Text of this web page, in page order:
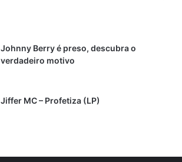
Johnny Berry é preso, descubra o
verdadeiro motivo
Jiffer MC – Profetiza (LP)